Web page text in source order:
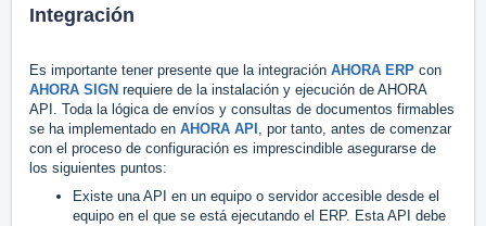
Integración
Es importante tener presente que la integración AHORA ERP con
AHORA SIGN requiere de la instalación y ejecución de AHORA
API. Toda la lógica de envíos y consultas de documentos firmables
se ha implementado en AHORA API , por tanto, antes de comenzar
con el proceso de configuración es imprescindible asegurarse de
los siguientes puntos:
Existe una API en un equipo o servidor accesible desde el
equipo en el que se está ejecutando el ERP. Esta API debe